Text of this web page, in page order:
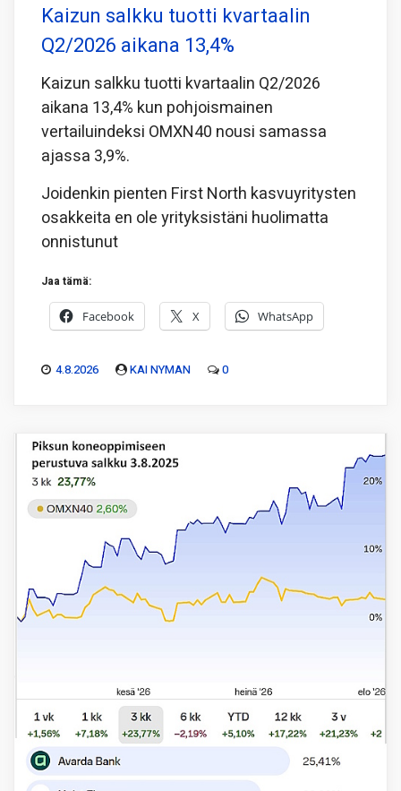
Kaizun salkku tuotti kvartaalin
Q2/2026 aikana 13,4%
Kaizun salkku tuotti kvartaalin Q2/2026
aikana 13,4% kun pohjoismainen
vertailuindeksi OMXN40 nousi samassa
ajassa 3,9%.
Joidenkin pienten First North kasvuyritysten
osakkeita en ole yrityksistäni huolimatta
onnistunut
Jaa tämä:
Facebook X WhatsApp
4.8.2026 KAI NYMAN 0